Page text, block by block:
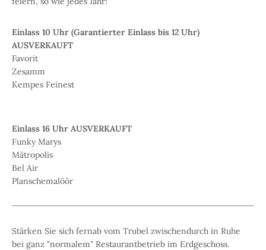
Einlass 10 Uhr (Garantierter Einlass bis 12 Uhr)
AUSVERKAUFT
Favorit
Zesamm
Kempes Feinest
Einlass 16 Uhr AUSVERKAUFT
Funky Marys
Mätropolis
Bel Air
Planschemalöör
Stärken Sie sich fernab vom Trubel zwischendurch in Ruhe
bei ganz "normalem" Restaurantbetrieb im Erdgeschoss.